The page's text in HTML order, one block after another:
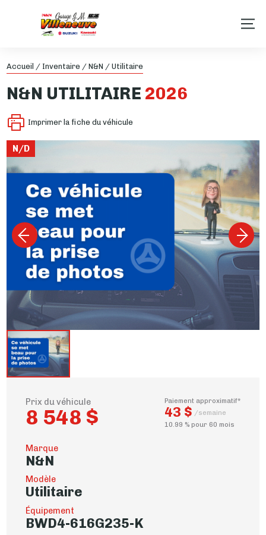
Accueil / Inventaire / N&N / Utilitaire
N&N UTILITAIRE 2026
Imprimer la fiche du véhicule
N/D
Prix du véhicule
8 548 $
Paiement approximatif*
43 $ /semaine
10.99 % pour 60 mois
Marque
N&N
Modèle
Utilitaire
Équipement
BWD4-616G235-K